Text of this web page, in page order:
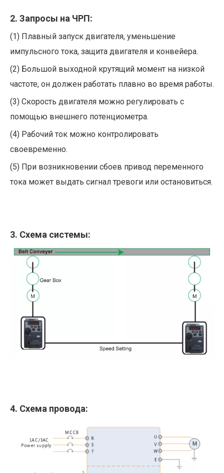
2. Запросы на ЧРП:
(1) Плавный запуск двигателя, уменьшение
импульсного тока, защита двигателя и конвейера.
(2) Большой выходной крутящий момент на низкой
частоте, он должен работать плавно во время работы.
(3) Скорость двигателя можно регулировать с
помощью внешнего потенциометра.
(4) Рабочий ток можно контролировать
своевременно.
(5) При возникновении сбоев привод переменного
тока может выдать сигнал тревоги или остановиться.
3. Схема системы:
4. Схема провода: